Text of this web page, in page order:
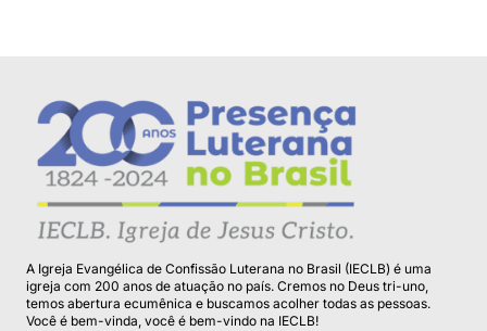
A Igreja Evangélica de Confissão Luterana no Brasil (IECLB) é uma
igreja com 200 anos de atuação no país. Cremos no Deus tri-uno,
temos abertura ecumênica e buscamos acolher todas as pessoas.
Você é bem-vinda, você é bem-vindo na IECLB!